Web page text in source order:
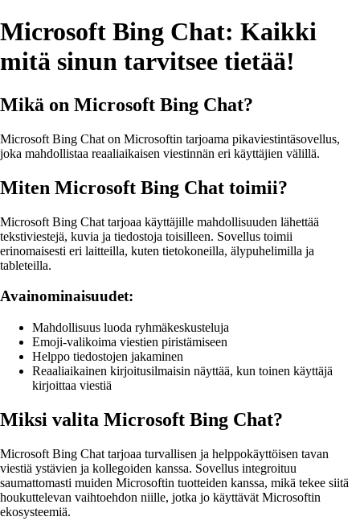
Microsoft Bing Chat: Kaikki
mitä sinun tarvitsee tietää!
Mikä on Microsoft Bing Chat?
Microsoft Bing Chat on Microsoftin tarjoama pikaviestintäsovellus,
joka mahdollistaa reaaliaikaisen viestinnän eri käyttäjien välillä.
Miten Microsoft Bing Chat toimii?
Microsoft Bing Chat tarjoaa käyttäjille mahdollisuuden lähettää
tekstiviestejä, kuvia ja tiedostoja toisilleen. Sovellus toimii
erinomaisesti eri laitteilla, kuten tietokoneilla, älypuhelimilla ja
tableteilla.
Avainominaisuudet:
Mahdollisuus luoda ryhmäkeskusteluja
Emoji-valikoima viestien piristämiseen
Helppo tiedostojen jakaminen
Reaaliaikainen kirjoitusilmaisin näyttää, kun toinen käyttäjä
kirjoittaa viestiä
Miksi valita Microsoft Bing Chat?
Microsoft Bing Chat tarjoaa turvallisen ja helppokäyttöisen tavan
viestiä ystävien ja kollegoiden kanssa. Sovellus integroituu
saumattomasti muiden Microsoftin tuotteiden kanssa, mikä tekee siitä
houkuttelevan vaihtoehdon niille, jotka jo käyttävät Microsoftin
ekosysteemiä.